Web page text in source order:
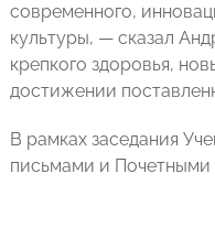
современного,
культуры, — сказал
крепкого здоровья,
достижении
В рамках заседания
письмами и Почетными